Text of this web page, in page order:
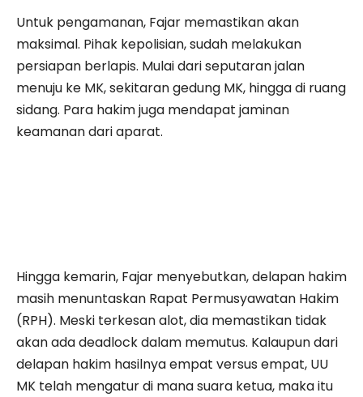
Untuk pengamanan, Fajar memastikan akan
maksimal. Pihak kepolisian, sudah melakukan
persiapan berlapis. Mulai dari seputaran jalan
menuju ke MK, sekitaran gedung MK, hingga di ruang
sidang. Para hakim juga mendapat jaminan
keamanan dari aparat.
Hingga kemarin, Fajar menyebutkan, delapan hakim
masih menuntaskan Rapat Permusyawatan Hakim
(RPH). Meski terkesan alot, dia memastikan tidak
akan ada deadlock dalam memutus. Kalaupun dari
delapan hakim hasilnya empat versus empat, UU
MK telah mengatur di mana suara ketua, maka itu